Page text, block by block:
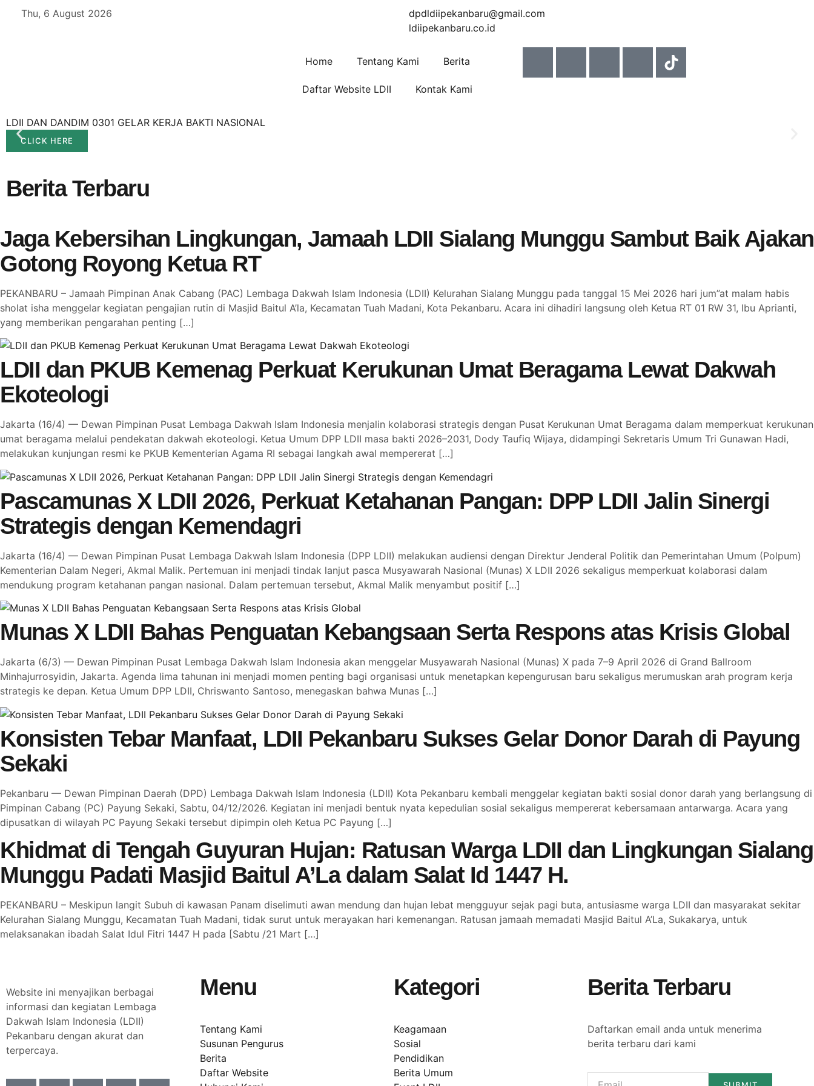
Thu, 6 August 2026
dpdldiipekanbaru@gmail.com
ldiipekanbaru.co.id
Home Tentang Kami Berita
Daftar Website LDII Kontak Kami
LDII DAN DANDIM 0301 GELAR KERJA BAKTI NASIONAL
CLICK HERE
Berita Terbaru
Jaga Kebersihan Lingkungan, Jamaah LDII Sialang Munggu Sambut Baik Ajakan
Gotong Royong Ketua RT
PEKANBARU – Jamaah Pimpinan Anak Cabang (PAC) Lembaga Dakwah Islam Indonesia (LDII) Kelurahan Sialang Munggu pada tanggal 15 Mei 2026 hari jum”at malam habis
sholat isha menggelar kegiatan pengajian rutin di Masjid Baitul A’la, Kecamatan Tuah Madani, Kota Pekanbaru. Acara ini dihadiri langsung oleh Ketua RT 01 RW 31, Ibu Aprianti,
yang memberikan pengarahan penting […]
LDII dan PKUB Kemenag Perkuat Kerukunan Umat Beragama Lewat Dakwah
Ekoteologi
Jakarta (16/4) — Dewan Pimpinan Pusat Lembaga Dakwah Islam Indonesia menjalin kolaborasi strategis dengan Pusat Kerukunan Umat Beragama dalam memperkuat kerukunan
umat beragama melalui pendekatan dakwah ekoteologi. Ketua Umum DPP LDII masa bakti 2026–2031, Dody Taufiq Wijaya, didampingi Sekretaris Umum Tri Gunawan Hadi,
melakukan kunjungan resmi ke PKUB Kementerian Agama RI sebagai langkah awal mempererat […]
Pascamunas X LDII 2026, Perkuat Ketahanan Pangan: DPP LDII Jalin Sinergi
Strategis dengan Kemendagri
Jakarta (16/4) — Dewan Pimpinan Pusat Lembaga Dakwah Islam Indonesia (DPP LDII) melakukan audiensi dengan Direktur Jenderal Politik dan Pemerintahan Umum (Polpum)
Kementerian Dalam Negeri, Akmal Malik. Pertemuan ini menjadi tindak lanjut pasca Musyawarah Nasional (Munas) X LDII 2026 sekaligus memperkuat kolaborasi dalam
mendukung program ketahanan pangan nasional. Dalam pertemuan tersebut, Akmal Malik menyambut positif […]
Munas X LDII Bahas Penguatan Kebangsaan Serta Respons atas Krisis Global
Jakarta (6/3) — Dewan Pimpinan Pusat Lembaga Dakwah Islam Indonesia akan menggelar Musyawarah Nasional (Munas) X pada 7–9 April 2026 di Grand Ballroom
Minhajurrosyidin, Jakarta. Agenda lima tahunan ini menjadi momen penting bagi organisasi untuk menetapkan kepengurusan baru sekaligus merumuskan arah program kerja
strategis ke depan. Ketua Umum DPP LDII, Chriswanto Santoso, menegaskan bahwa Munas […]
Konsisten Tebar Manfaat, LDII Pekanbaru Sukses Gelar Donor Darah di Payung
Sekaki
Pekanbaru — Dewan Pimpinan Daerah (DPD) Lembaga Dakwah Islam Indonesia (LDII) Kota Pekanbaru kembali menggelar kegiatan bakti sosial donor darah yang berlangsung di
Pimpinan Cabang (PC) Payung Sekaki, Sabtu, 04/12/2026. Kegiatan ini menjadi bentuk nyata kepedulian sosial sekaligus mempererat kebersamaan antarwarga. Acara yang
dipusatkan di wilayah PC Payung Sekaki tersebut dipimpin oleh Ketua PC Payung […]
Khidmat di Tengah Guyuran Hujan: Ratusan Warga LDII dan Lingkungan Sialang
Munggu Padati Masjid Baitul A’La dalam Salat Id 1447 H.
PEKANBARU – Meskipun langit Subuh di kawasan Panam diselimuti awan mendung dan hujan lebat mengguyur sejak pagi buta, antusiasme warga LDII dan masyarakat sekitar
Kelurahan Sialang Munggu, Kecamatan Tuah Madani, tidak surut untuk merayakan hari kemenangan. Ratusan jamaah memadati Masjid Baitul A’La, Sukakarya, untuk
melaksanakan ibadah Salat Idul Fitri 1447 H pada [Sabtu /21 Mart […]
Website ini menyajikan berbagai
informasi dan kegiatan Lembaga
Dakwah Islam Indonesia (LDII)
Pekanbaru dengan akurat dan
terpercaya.
Menu
Tentang Kami
Susunan Pengurus
Berita
Daftar Website
Kategori
Keagamaan
Sosial
Pendidikan
Berita Umum
Berita Terbaru
Daftarkan email anda untuk menerima
berita terbaru dari kami